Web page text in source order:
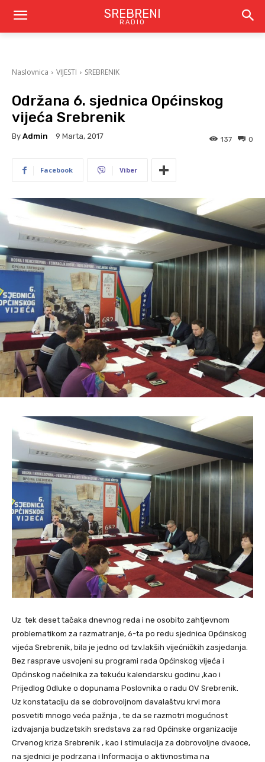
SREBRENI
RADIO
Naslovnica VIJESTI SREBRENIK
Održana 6. sjednica Općinskog
vijeća Srebrenik
By Admin 9 Marta, 2017 0
137
Facebook Viber
Uz tek deset tačaka dnevnog reda i ne osobito zahtjevnom
problematikom za razmatranje, 6-ta po redu sjednica Općinskog
vijeća Srebrenik, bila je jedno od tzv.lakših vijećničkih zasjedanja.
Bez rasprave usvojeni su programi rada Općinskog vijeća i
Općinskog načelnika za tekuću kalendarsku godinu ,kao i
Prijedlog Odluke o dopunama Poslovnika o radu OV Srebrenik.
Uz konstataciju da se dobrovoljnom davalaštvu krvi mora
posvetiti mnogo veća pažnja , te da se razmotri mogućnost
izdvajanja budzetskih sredstava za rad Općinske organizacije
Crvenog kriza Srebrenik , kao i stimulacija za dobrovoljne dvaoce,
na sjednici je podrzana i Informacija o aktivnostima na